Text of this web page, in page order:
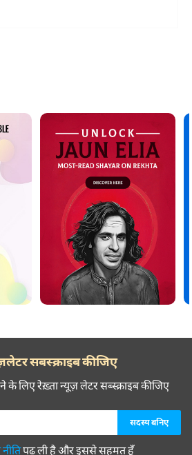
सबस्क्राइब कीजिए
के लिए रेख़्ता न्यूज़ लेटर सब्स्क्राइब कीजिए
पढ़ ली है और इससे सहमत हूँ